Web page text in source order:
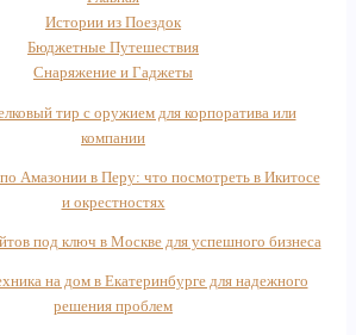
Истории из Поездок
Бюджетные Путешествия
Снаряжение и Гаджеты
тир с оружием для корпоратива или
компании
Амазонии в Перу: что посмотреть в Икитосе
и окрестностях
под ключ в Москве для успешного бизнеса
на дом в Екатеринбурге для надежного
решения проблем